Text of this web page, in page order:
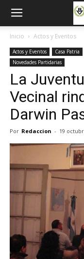
Inicio Actos y Eventos
Actos y Eventos Casa Patria
Novedades Partidarias
La
Vecinal
Darwin
Por Redaccion - 19